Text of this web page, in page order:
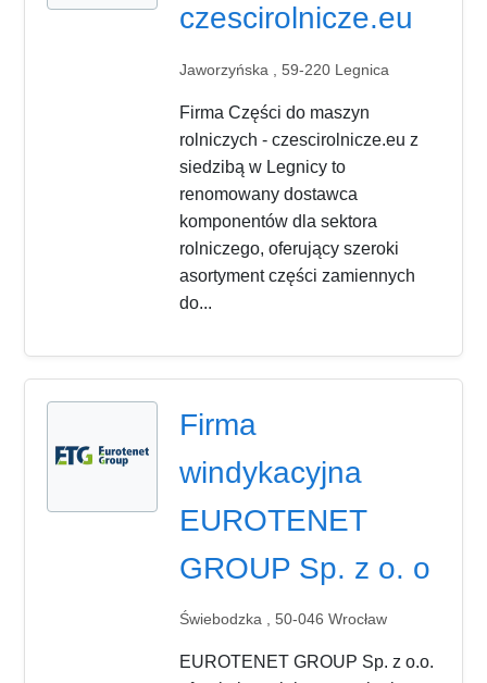
czescirolnicze.eu
Jaworzyńska , 59-220 Legnica
Firma Części do maszyn
rolniczych - czescirolnicze.eu z
siedzibą w Legnicy to
renomowany dostawca
komponentów dla sektora
rolniczego, oferujący szeroki
asortyment części zamiennych
do...
Firma
windykacyjna
EUROTENET
GROUP Sp. z o. o
Świebodzka , 50-046 Wrocław
EUROTENET GROUP Sp. z o.o.